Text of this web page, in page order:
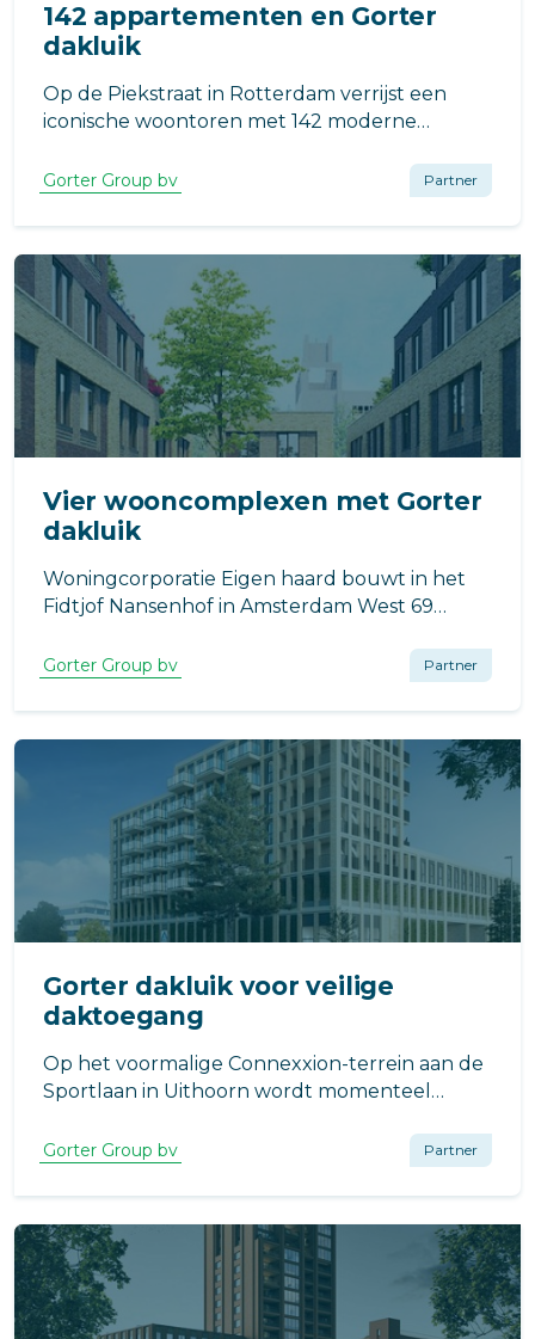
142 appartementen en Gorter
dakluik
Op de Piekstraat in Rotterdam verrijst een
iconische woontoren met 142 moderne
het Rotterdamse architectenbureau KCAP,
wordt gerealiseerd in opdracht van Heijmans
Woningbouw B.V. uit Rosmalen.
Gorter Group bv Partner
Vier wooncomplexen met Gorter
dakluik
Woningcorporatie Eigen haard bouwt in het
Fidtjof Nansenhof in Amsterdam West 69
bouwblokken. Elk blok krijgt voor een veilige
toegang tot het dak een energiezuinig
dakluik van Gorter.
Gorter Group bv Partner
Gorter dakluik voor veilige
daktoegang
Op het voormalige Connexxion-terrein aan de
Sportlaan in Uithoorn wordt momenteel
appartementen.
Gorter Group bv Partner